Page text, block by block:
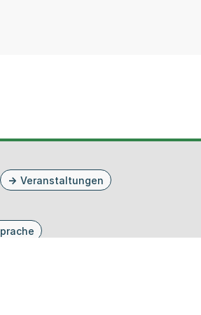
Veranstaltungen